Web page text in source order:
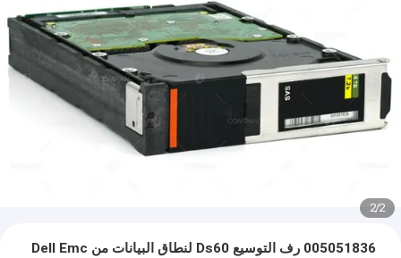
2
/
2
005051836 رف التوسيع Ds60 لنطاق البيانات من Dell Emc